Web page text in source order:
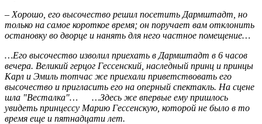
– Хорошо, его высочество решил посетить Дармштадт, но
только на самое короткое время; он поручает вам отклонить
остановку во дворце и нанять для него частное помещение…
…Его высочество изволил приехать в Дармштадт в 6 часов
вечера. Великий герцог Гессенский, наследный принц и принцы
Карл и Эмиль тотчас же приехали приветствовать его
высочество и пригласить его на оперный спектакль. На сцене
шла "Весталка"… …Здесь же впервые ему пришлось
увидеть принцессу Марию Гессенскую, которой не было в то
время еще и пятнадцати лет.